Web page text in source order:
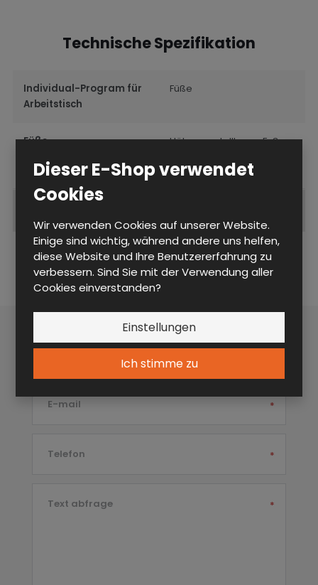
Dieser E-Shop verwendet
Cookies
Wir verwenden Cookies auf unserer Website.
Einige sind wichtig, während andere uns helfen,
diese Website und Ihre Benutzererfahrung zu
verbessern. Sind Sie mit der Verwendung aller
Cookies einverstanden?
Einstellungen
Ich stimme zu
Technische Spezifikation
Individual-Program für
Arbeitstisch
Füße
Füße Höhenverstellbarer Fuß
Fragen DP NOH 17U S ESD
E-mail *
Telefon *
Text abfrage *